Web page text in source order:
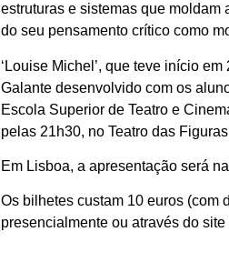
estruturas e sistemas que moldam
do seu pensamento crítico como
‘Louise Michel’, que teve início
Galante desenvolvido com os
Escola Superior de Teatro e
pelas 21h30, no Teatro das
Em Lisboa, a apresentação será
Os bilhetes custam 10 euros (com
presencialmente ou através do